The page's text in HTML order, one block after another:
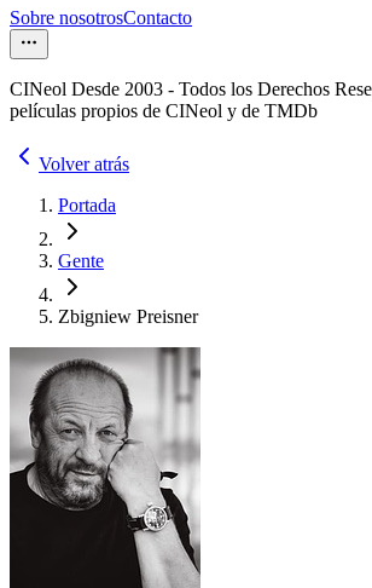
Sobre nosotrosContacto
CINeol Desde 2003 - Todos los Derechos
películas propios de CINeol y de TMDb
Volver atrás
Portada
Gente
Zbigniew Preisner